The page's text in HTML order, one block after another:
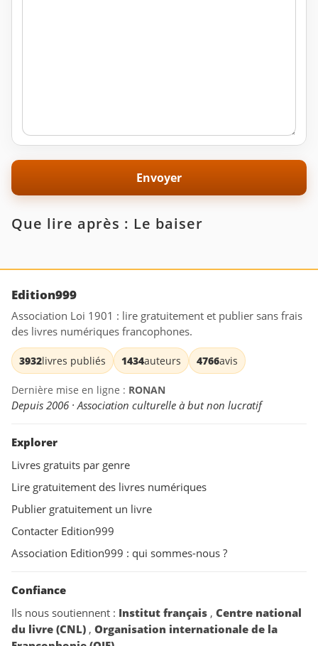
Que lire après : Le baiser
Edition999
Association Loi 1901 : lire gratuitement et publier sans frais
des livres numériques francophones.
3932livres publiés 1434auteurs 4766avis
Dernière mise en ligne : RONAN
Depuis 2006 · Association culturelle à but non lucratif
Explorer
Livres gratuits par genre
Lire gratuitement des livres numériques
Publier gratuitement un livre
Contacter Edition999
Association Edition999 : qui sommes-nous ?
Confiance
Ils nous soutiennent : Institut français , Centre national
du livre (CNL) , Organisation internationale de la